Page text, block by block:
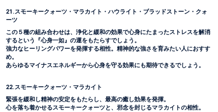
21.スモーキークォーツ・マラカイト・ハウライト・ブラッドストーン・クォ
ーツ
この５種の組み合わせは、浄化と緩和の効果で心身にたまったストレスを解消
するという『心身一如』の運をもたらすでしょう。
強力なヒーリングパワーを発揮する相性。精神的な強さを育みたい人におすす
め。
あらゆるマイナスエネルギーから心身を守る効果にも期待できるでしょう。
22.スモーキークォーツ・マラカイト
緊張を緩和し精神の安定をもたらし、最高の癒し効果を発揮。
心を落ち着かせるスモーキークォーツと、邪念を封じるマラカイトの相性。